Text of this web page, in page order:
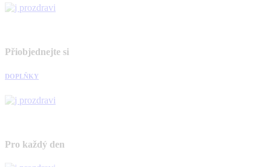
Přiobjednejte si
DOPLŇKY
Pro každý den